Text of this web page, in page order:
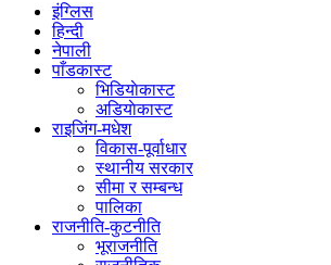
इंग्लिस
हिन्दी
नेपाली
पाँडकास्ट
भिडियाेकास्ट
अडियाेकास्ट
राइजिंग-मधेश
विकास-पूर्वाधार
स्थानीय सरकार
सीमा र सम्बन्ध
पालिका
राजनीति-कुटनीति
भूराजनीति